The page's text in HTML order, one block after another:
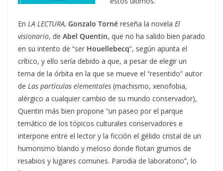
En LA LECTURA, Gonzalo Torné reseña la novela El
visionario, de Abel Quentin, que no ha salido bien parado
en su intento de “ser Houellebecq”, según apunta el
crítico, y ello sería debido a que, a pesar de elegir un
tema de la órbita en la que se mueve el “resentido” autor
de Las partículas elementales (machismo, xenofobia,
alérgico a cualquier cambio de su mundo conservador),
Quentin más bien propone “un paseo por el parque
temático de los tópicos culturales conservadores e
interpone entre el lector y la ficción el gélido cristal de un
humorismo blando y meloso donde flotan grumos de
resabios y lugares comunes. Parodia de laboratorio”, lo